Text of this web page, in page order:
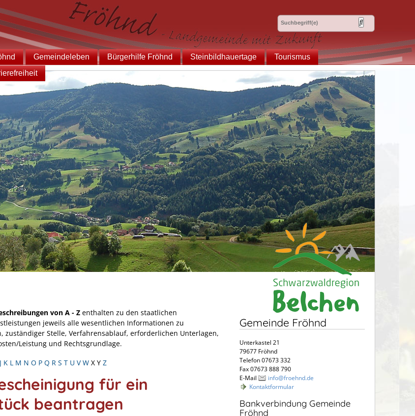
Gemeindeleben Bürgerhilfe Fröhnd Steinbildhauertage
Tourismus
von A - Z enthalten zu den staatlichen
jeweils alle wesentlichen Informationen zu
zuständiger Stelle, Verfahrensablauf, erforderlichen Unterlagen,
Leistung und Rechtsgrundlage.
J K L M N O P Q R S T U V W X Y Z
für ein
beantragen
Gemeinde Fröhnd
Unterkastel 21
79677 Fröhnd
Telefon 07673 332
Fax 07673 888 790
E-Mail
info@froehnd.de
Kontaktformular
Bankverbindung Gemeinde
Fröhnd